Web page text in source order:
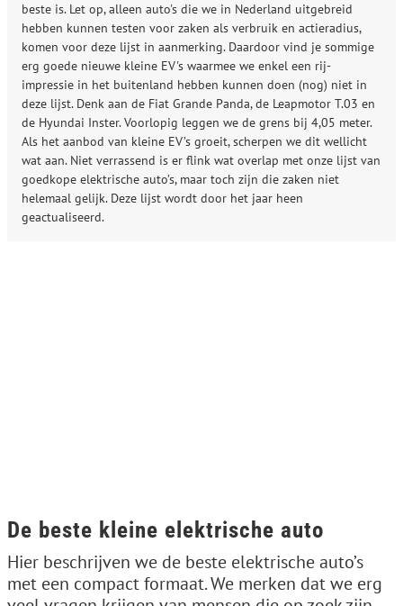
beste is. Let op, alleen auto's die we in Nederland uitgebreid
hebben kunnen testen voor zaken als verbruik en actieradius,
komen voor deze lijst in aanmerking. Daardoor vind je sommige
erg goede nieuwe kleine EV's waarmee we enkel een rij-
impressie in het buitenland hebben kunnen doen (nog) niet in
deze lijst. Denk aan de Fiat Grande Panda, de Leapmotor T.03 en
de Hyundai Inster. Voorlopig leggen we de grens bij 4,05 meter.
Als het aanbod van kleine EV’s groeit, scherpen we dit wellicht
wat aan. Niet verrassend is er flink wat overlap met onze lijst van
goedkope elektrische auto’s, maar toch zijn die zaken niet
helemaal gelijk. Deze lijst wordt door het jaar heen
geactualiseerd.
De beste kleine elektrische auto
Hier beschrijven we de beste elektrische auto’s
met een compact formaat. We merken dat we erg